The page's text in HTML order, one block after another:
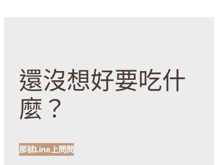
還沒想好要吃什
麼？
那就Line上問問